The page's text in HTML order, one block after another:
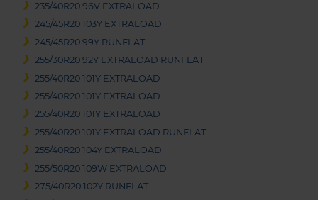
235/40R20 96V EXTRALOAD
245/45R20 103Y EXTRALOAD
245/45R20 99Y RUNFLAT
255/30R20 92Y EXTRALOAD RUNFLAT
255/40R20 101Y EXTRALOAD
255/40R20 101Y EXTRALOAD
255/40R20 101Y EXTRALOAD
255/40R20 101Y EXTRALOAD RUNFLAT
255/40R20 104Y EXTRALOAD
255/50R20 109W EXTRALOAD
275/40R20 102Y RUNFLAT